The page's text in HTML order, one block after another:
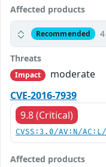
Affected products
Recommended
Threats
Impact
moderate
CVE-2016-7939
9.8 (Critical)
CVSS:3.0/AV:N/
Affected products